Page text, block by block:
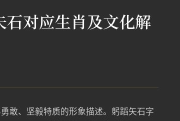
对应生肖及文化解
敢、坚毅特质的形象描述。躬蹈矢石字